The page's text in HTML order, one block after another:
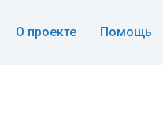
О проекте Помощь